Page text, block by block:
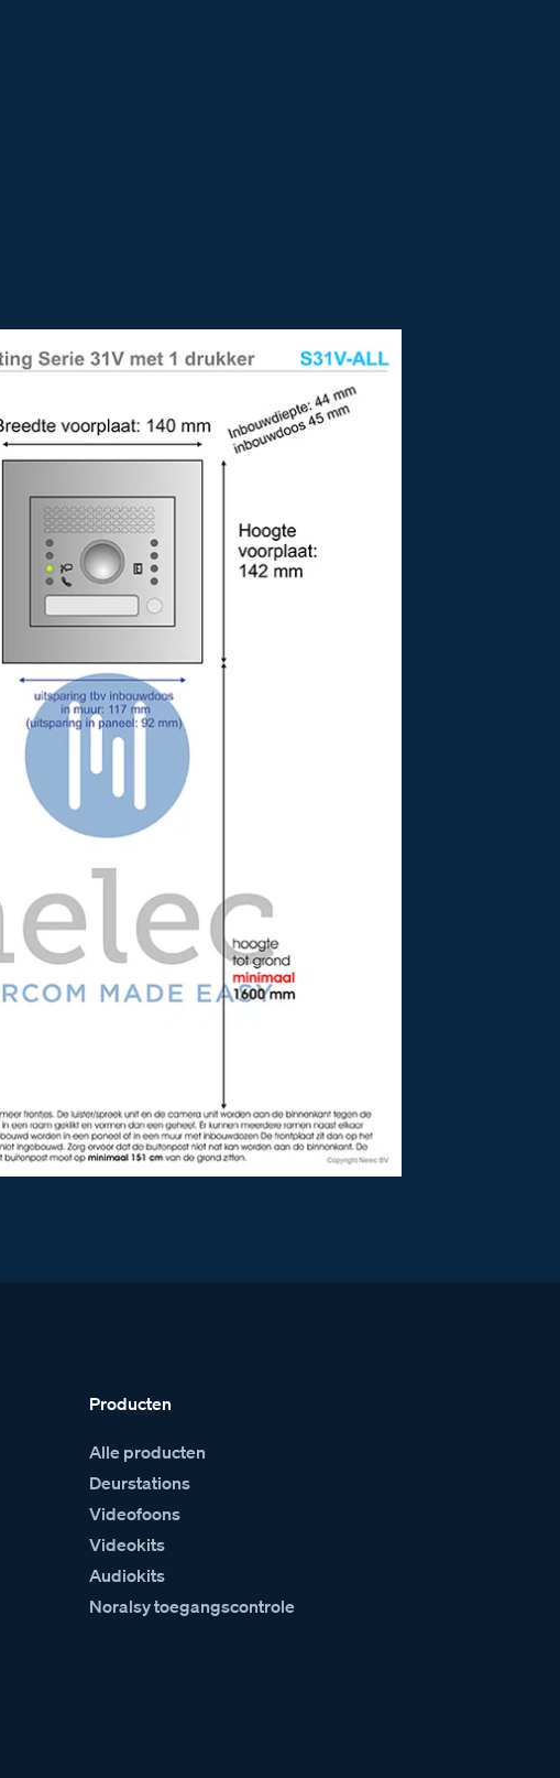
Producten
Alle producten
Deurstations
Videofoons
Videokits
Audiokits
Noralsy toegangscontrole